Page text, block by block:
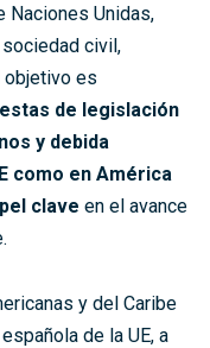
Naciones Unidas,
civil,
objetivo es
de legislación
y debida
como en América
clave en el avance
y del Caribe
de la UE, a